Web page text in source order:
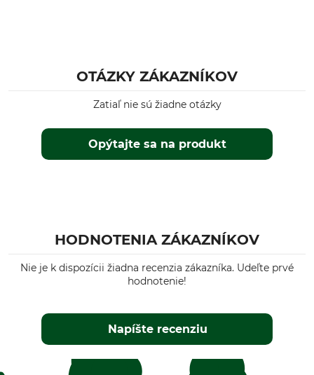
OTÁZKY ZÁKAZNÍKOV
Opýtajte sa na produkt
Zatiaľ nie sú žiadne otázky
HODNOTENIA ZÁKAZNÍKOV
Nie je k dispozícii žiadna recenzia zákazníka. Udeľte prvé
hodnotenie!
Napíšte recenziu